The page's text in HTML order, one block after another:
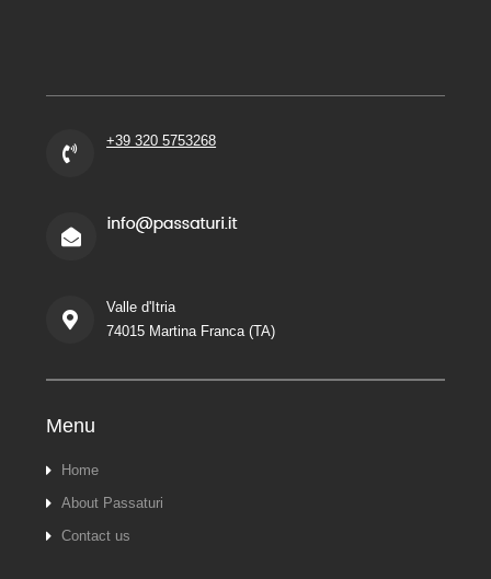
+39 320 5753268
Valle d'Itria
74015 Martina Franca (TA)
Menu
Home
About Passaturi
Contact us